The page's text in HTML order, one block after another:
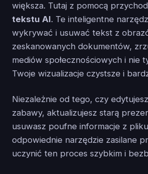
większa. Tutaj z pomocą
tekstu AI. Te inteligentne
wykrywać i usuwać tekst z
zeskanowanych dokumentów,
mediów społecznościowych i nie
Twoje wizualizacje czystsze i
Niezależnie od tego, czy
zabawy, aktualizujesz starą
usuwasz poufne informacje z
odpowiednie narzędzie zasilane
uczynić ten proces szybkim i